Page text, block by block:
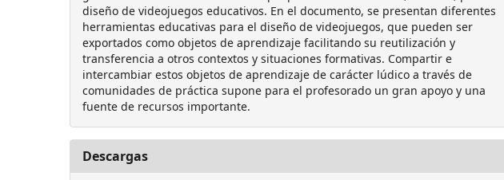
diseño de videojuegos educativos. En el documento, se presentan diferentes
herramientas educativas para el diseño de videojuegos, que pueden ser
exportados como objetos de aprendizaje facilitando su reutilización y
transferencia a otros contextos y situaciones formativas. Compartir e
intercambiar estos objetos de aprendizaje de carácter lúdico a través de
comunidades de práctica supone para el profesorado un gran apoyo y una
fuente de recursos importante.
Descargas